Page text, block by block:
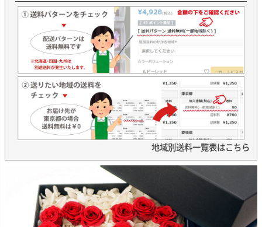
地域別送料一覧表はこちら